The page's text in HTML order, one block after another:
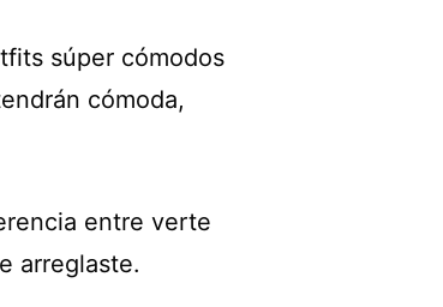
súper cómodos
cómoda,
entre verte
arreglaste.